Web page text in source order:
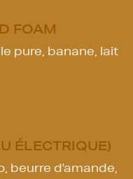
FOAM
pure, banane, lait
ÉLECTRIQUE)
beurre d'amande,